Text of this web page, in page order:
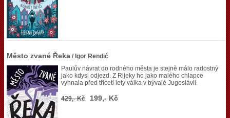
Město zvané Řeka / Igor Rendić
Paulův návrat do rodného města je stejně málo radostný
jako kdysi odjezd. Z Rijeky ho jako malého chlapce
vyhnala před třiceti lety válka v bývalé Jugoslávii.
429,- Kč 199,- Kč